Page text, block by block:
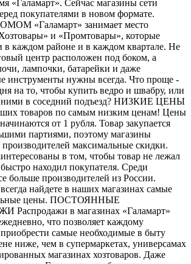
«Галамарт». Сейчас магазины сети
покупателями в новом формате.
«Галамарт» занимает место
и «Промтовары», которые
в каждом районе и в каждом квартале. Не
центр расположен под боком, а
лампочки, батарейки и даже
инструменты нужны всегда. Что проще -
на то, чтобы купить ведро и швабру, или
ними в соседний подъезд? НИЗКИЕ ЦЕНЫ
товаров по самым низким ценам! Цены
от 1 рубля. Товар закупается
партиями, поэтому магазины
максимальные скидки.
в том, чтобы товар не лежал
находил покупателя. Среди
больше производителей из России.
найдете в наших магазинах самые
цены. ПОСТОЯННЫЕ
Распродажи в магазинах «Галамарт»
что позволяет каждому
самые необходимые в быту
ниже, чем в супермаркетах, универсамах
магазинах хозтоваров. Даже